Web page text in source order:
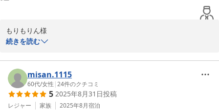
今回頂きました「別荘のよう」というお言葉に恥じぬよう、今後
も、施設・お食事・おもてなしの一つひとつに心を込めてまいりま
す。
ご来館も、スタッフ一同、心よりお待ち申し上げております。ご投
稿いただきありがとうございました。
2025-08-21
もりもりん様
この度は数ある宿泊施設より鬼怒川金谷ホテルにご滞在を賜り誠に
ご滞在中は快適にお過ごしいただけましたようで、大変嬉しい限り
でございます。
ぜひまた節目のお祝いなどを機会に、鬼怒川金谷ホテルへご再訪い
ただけますと幸いでございます。
日々サービス向上に努めてまいりますので、今後とも何卒お引き立
続きを読む
misan.1115
60代/女性 |24件のクチコミ
5 2025年8月31日投稿
レジャー 家族 2025年8月宿泊